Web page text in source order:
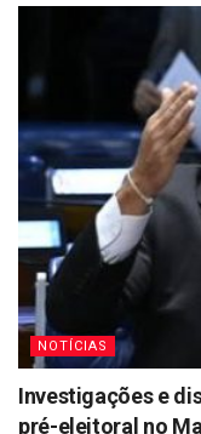
NOTÍCIAS
Investigações e
pré-eleitoral no